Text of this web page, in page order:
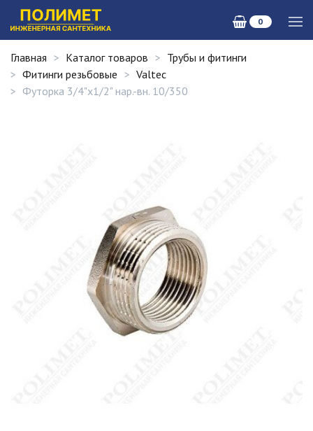
0
Главная Каталог товаров
Трубы и фитинги
Фитинги резьбовые
Valtec
Футорка 3/4"х1/2" нар.-вн. 10/350